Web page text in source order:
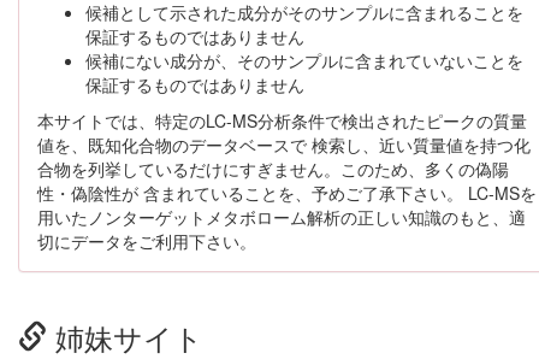
候補として示された成分がそのサンプルに含まれることを
保証するものではありません
候補にない成分が、そのサンプルに含まれていないことを
保証するものではありません
本サイトでは、特定のLC-MS分析条件で検出されたピークの質量
値を、既知化合物のデータベースで 検索し、近い質量値を持つ化
合物を列挙しているだけにすぎません。このため、多くの偽陽
性・偽陰性が 含まれていることを、予めご了承下さい。 LC-MSを
用いたノンターゲットメタボローム解析の正しい知識のもと、適
切にデータをご利用下さい。
姉妹サイト